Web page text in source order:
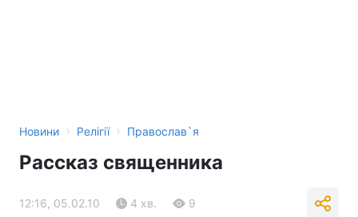
Новини › Релігії › Православ`я
Рассказ священника
12:16, 05.02.10 4 хв. 9